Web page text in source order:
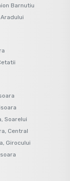
Barnutiu
Soarelui
Central
Girocului